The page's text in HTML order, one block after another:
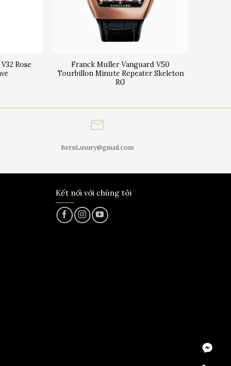
Rose
Franck Muller Vanguard V50
Tourbillon Minute Repeater Skeleton
RG
BernLuxury@gmail.com
Kết nối với chúng tôi